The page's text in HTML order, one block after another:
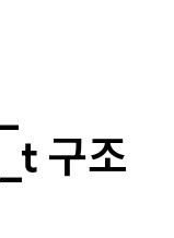
t 구조